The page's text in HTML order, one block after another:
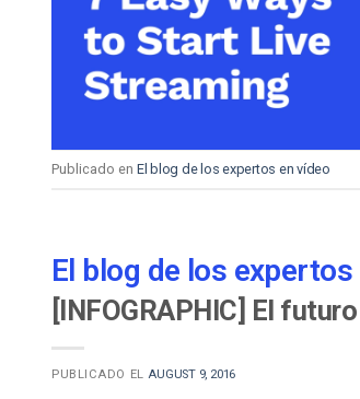
Publicado en El blog de los expertos en vídeo
El blog de los
[INFOGRAPHIC] El
PUBLICADO ELAUGUST 9, 2016